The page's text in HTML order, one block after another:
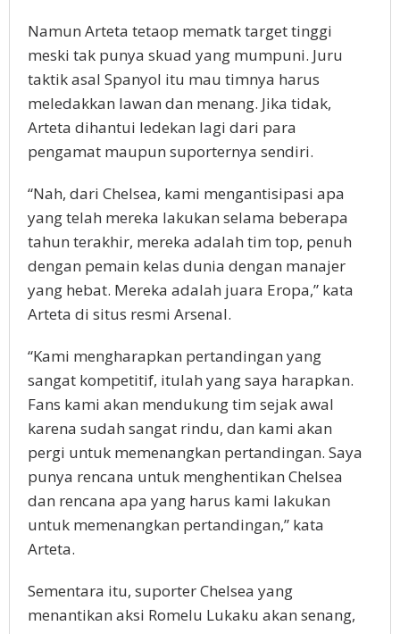
Namun Arteta tetaop mematk target tinggi
meski tak punya skuad yang mumpuni. Juru
taktik asal Spanyol itu mau timnya harus
meledakkan lawan dan menang. Jika tidak,
Arteta dihantui ledekan lagi dari para
pengamat maupun suporternya sendiri.
“Nah, dari Chelsea, kami mengantisipasi apa
yang telah mereka lakukan selama beberapa
tahun terakhir, mereka adalah tim top, penuh
dengan pemain kelas dunia dengan manajer
yang hebat. Mereka adalah juara Eropa,” kata
Arteta di situs resmi Arsenal.
“Kami mengharapkan pertandingan yang
sangat kompetitif, itulah yang saya harapkan.
Fans kami akan mendukung tim sejak awal
karena sudah sangat rindu, dan kami akan
pergi untuk memenangkan pertandingan. Saya
punya rencana untuk menghentikan Chelsea
dan rencana apa yang harus kami lakukan
untuk memenangkan pertandingan,” kata
Arteta.
Sementara itu, suporter Chelsea yang
menantikan aksi Romelu Lukaku akan senang,